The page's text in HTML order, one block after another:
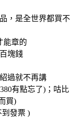
，是全世界都買不
能章的
塊錢
過就不再講
有點忘了)；咕比
買)
發票 )